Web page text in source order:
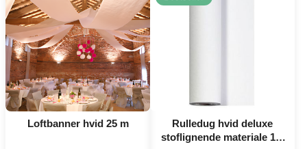
Loftbanner hvid 25 m
Rulledug hvid deluxe
stoflignende materiale 1,2